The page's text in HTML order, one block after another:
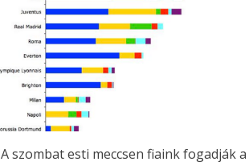
A szombat esti meccsen fiaink fogadják a